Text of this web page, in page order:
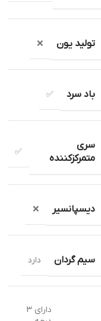
تولید یون ❌
باد سرد ✅
سری
متمرکزکننده
✅
دیسپانسیر ❌
سیم گردان دارد
دارای 3